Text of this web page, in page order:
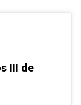
III de